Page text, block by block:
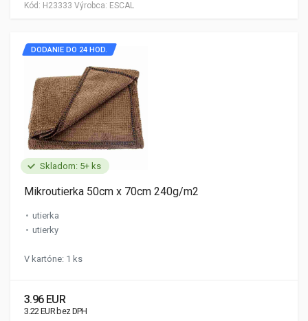
Kód: H23333 Výrobca: ESCAL
Skladom: 5+ ks
DODANIE DO 24 HOD.
Mikroutierka 50cm x 70cm 240g/m2
utierka
utierky
V kartóne: 1 ks
3.96 EUR
3.22 EUR bez DPH